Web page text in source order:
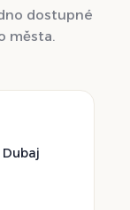
dostupné
města.